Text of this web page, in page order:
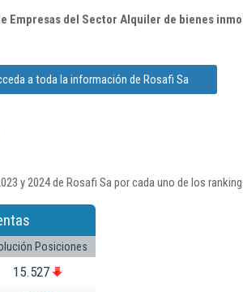
Empresas del Sector Alquiler de bienes
a toda la información de Rosafi Sa
y 2024 de Rosafi Sa por cada uno de los
Posiciones
15.527